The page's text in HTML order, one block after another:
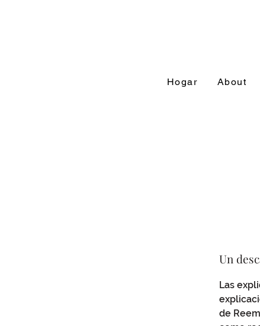
Hogar About
Un
Las
de